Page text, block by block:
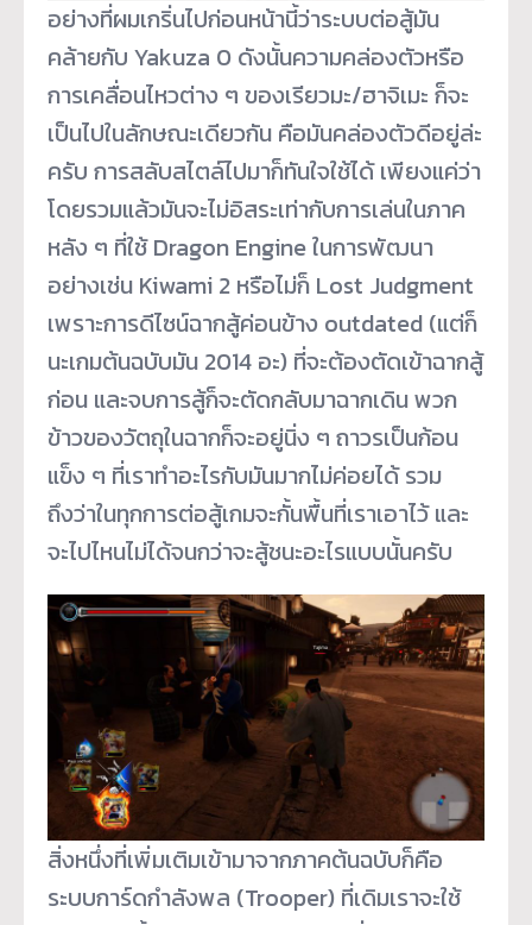
อย่างที่ผมเกริ่นไปก่อนหน้านี้ว่าระบบต่อสู้มัน
คล้ายกับ Yakuza 0 ดังนั้นความคล่องตัวหรือ
การเคลื่อนไหวต่าง ๆ ของเรียวมะ/ฮาจิเมะ ก็จะ
เป็นไปในลักษณะเดียวกัน คือมันคล่องตัวดีอยู่ล่ะ
ครับ การสลับสไตล์ไปมาก็ทันใจใช้ได้ เพียงแค่ว่า
โดยรวมแล้วมันจะไม่อิสระเท่ากับการเล่นในภาค
หลัง ๆ ที่ใช้ Dragon Engine ในการพัฒนา
อย่างเช่น Kiwami 2 หรือไม่ก็ Lost Judgment
เพราะการดีไซน์ฉากสู้ค่อนข้าง outdated (แต่ก็
นะเกมต้นฉบับมัน 2014 อะ) ที่จะต้องตัดเข้าฉากสู้
ก่อน และจบการสู้ก็จะตัดกลับมาฉากเดิน พวก
ข้าวของวัตถุในฉากก็จะอยู่นิ่ง ๆ ถาวรเป็นก้อน
แข็ง ๆ ที่เราทำอะไรกับมันมากไม่ค่อยได้ รวม
ถึงว่าในทุกการต่อสู้เกมจะกั้นพื้นที่เราเอาไว้ และ
จะไปไหนไม่ได้จนกว่าจะสู้ชนะอะไรแบบนั้นครับ
สิ่งหนึ่งที่เพิ่มเติมเข้ามาจากภาคต้นฉบับก็คือ
ระบบการ์ดกำลังพล (Trooper) ที่เดิมเราจะใช้